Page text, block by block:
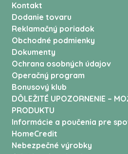
Kontakt
Dodanie tovaru
Reklamačný poriadok
Obchodné podmienky
Dokumenty
Ochrana osobných údajov
Operačný program
Bonusový klub
DÔLEŽITÉ UPOZORNENIE –
PRODUKTU
Informácie a poučenia pre
HomeCredit
Nebezpečné výrobky